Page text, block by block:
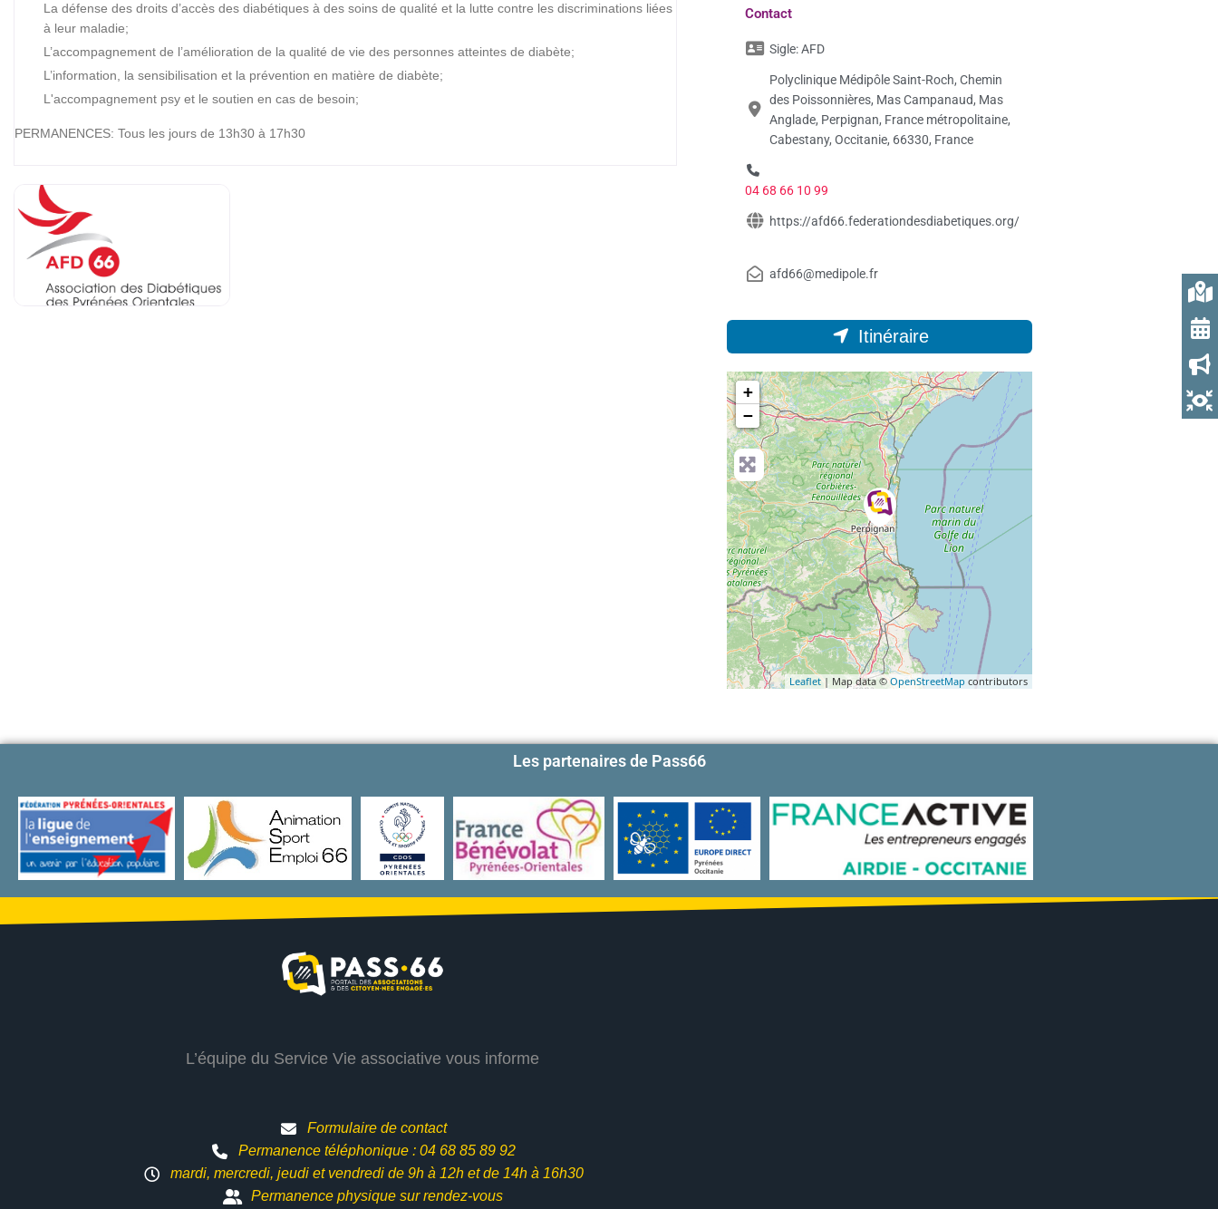
La défense des droits d’accès des diabétiques à des soins de qualité et la lutte contre les discriminations liées
à leur maladie;
L’accompagnement de l’amélioration de la qualité de vie des personnes atteintes de diabète;
L’information, la sensibilisation et la prévention en matière de diabète;
L'accompagnement psy et le soutien en cas de besoin;
PERMANENCES: Tous les jours de 13h30 à 17h30
Contact
Sigle:AFD
Polyclinique Médipôle Saint-Roch, Chemin
des Poissonnières, Mas Campanaud, Mas
Anglade, Perpignan, France métropolitaine,
Cabestany, Occitanie, 66330, France
04 68 66 10 99
https://afd66.federationdesdiabetiques.org/
afd66@medipole.fr
Itinéraire
+
−
Leaflet | Map data ©OpenStreetMap contributors
Les partenaires de Pass66
L’équipe du Service Vie associative vous informe
Formulaire de contact
Permanence téléphonique : 04 68 85 89 92
mardi, mercredi, jeudi et vendredi de 9h à 12h etde 14h à 16h30
Permanence physique sur rendez-vous